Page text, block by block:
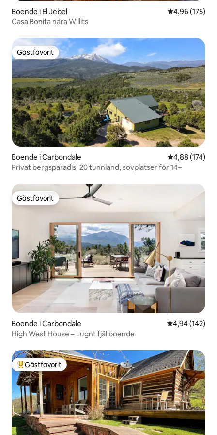
Boende i El Jebel 4,96 av 5 i
4,96 (175)
Casa Bonita nära Willits
Gästfavorit
Gästfavorit
Boende i Carbondale 4,88 av 5 i
4,88 (174)
Privat bergsparadis, 20 tunnland, sovplatser för 14+
Gästfavorit
Gästfavorit
Boende i Carbondale 4,94 av 5 i
4,94 (142)
High West House – Lugnt fjällboende
Populär gästfavorit
Gästfavorit